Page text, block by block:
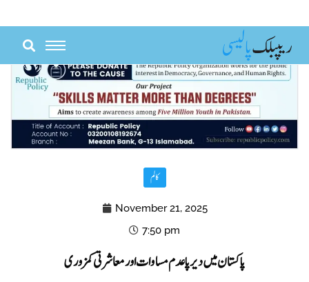
content
کالم
November 21, 2025
7:50 pm
پاکستان میں دیرپا عدم مساوات اور معاشرتی کمزوری